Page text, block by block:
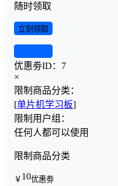
随时领取
立刻领取
优惠劵ID： 7
×
限制商品分类：
[单片机学习板]
限制用户组：
任何人都可以使用
限制商品分类
￥ 10优惠劵